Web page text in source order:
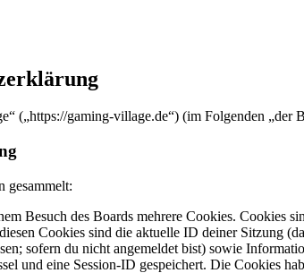
(„https://gaming-village.de“) (im Folgenden „der
gesammelt:
Besuch des Boards mehrere Cookies. Cookies
Cookies sind die aktuelle ID deiner Sitzung
sofern du nicht angemeldet bist) sowie
und eine Session-ID gespeichert. Die Cookies